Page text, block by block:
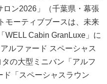
ン2026」（千葉県・幕張
モーティブブースは、未来
WELL Cabin GranLuxe」に
ルファード スペーシャス
の大型ミニバン「アルフ
ド「スペーシャスラウン